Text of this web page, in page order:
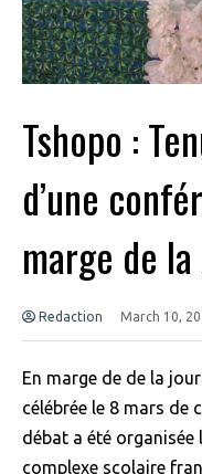
Tshopo :
d’une
marge de la
Redaction March 10,
En marge de de la
célébrée le 8 mars de
débat a été organisée
complexe scolaire